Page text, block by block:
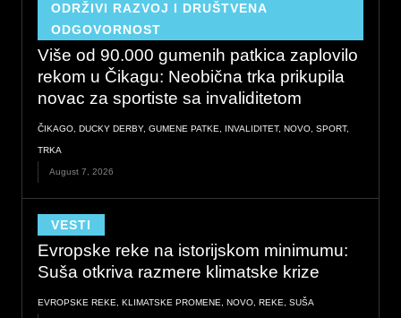
ODRŽIVI RAZVOJ I DRUŠTVENA
ODGOVORNOST
Više od 90.000 gumenih patkica zaplovilo
rekom u Čikagu: Neobična trka prikupila
novac za sportiste sa invaliditetom
ČIKAGO DUCKY DERBY, GUMENE PATKE INVALIDITET, NOVO SPORT,
TRKA
August 7, 2026
VESTI
Evropske reke na istorijskom minimumu:
Suša otkriva razmere klimatske krize
EVROPSKE REKE KLIMATSKE PROMENE NOVO REKE SUŠA